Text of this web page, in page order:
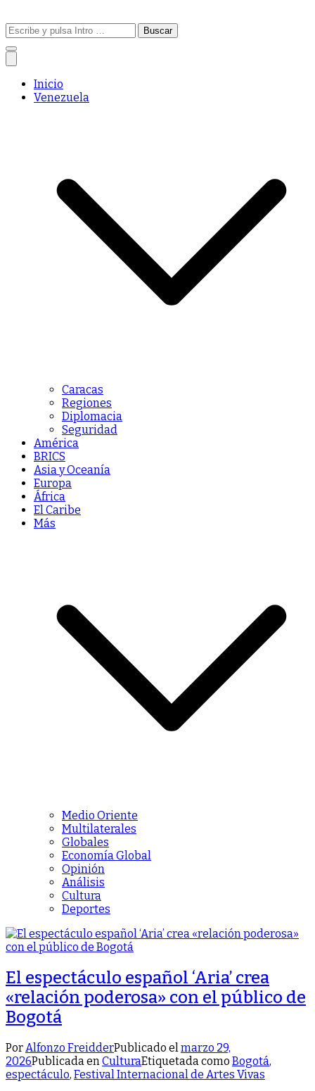
Buscar:
Inicio
Venezuela
Caracas
Regiones
Diplomacia
Seguridad
América
BRICS
Asia y Oceanía
Europa
África
El Caribe
Más
Medio Oriente
Multilaterales
Globales
Economía Global
Opinión
Análisis
Cultura
Deportes
El espectáculo español ‘Aria’ crea
«relación poderosa» con el público de
Bogotá
PorAlfonzo FreidderPublicado elmarzo 29,
2026Publicada enCulturaEtiquetada como Bogotá,
espectáculo, Festival Internacional de Artes Vivas